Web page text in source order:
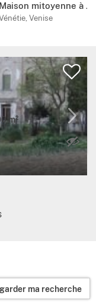
Maison mitoyenne à
Venise
m²
ma recherche